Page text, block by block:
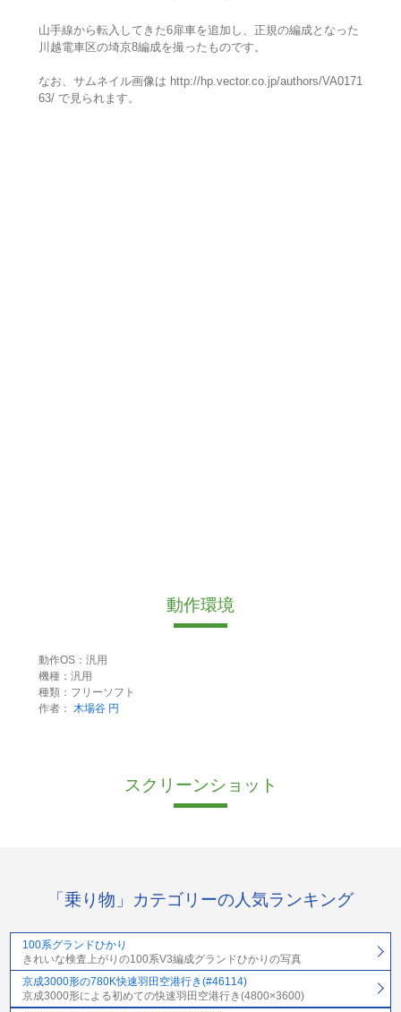
山手線から転入してきた6扉車を追加し、正規の編成となった
川越電車区の埼京8編成を撮ったものです。
なお、サムネイル画像は http://hp.vector.co.jp/authors/VA0171
63/ で見られます。
動作環境
動作OS：汎用
機種：汎用
種類：フリーソフト
作者： 木場谷 円
スクリーンショット
「乗り物」カテゴリーの人気ランキング
100系グランドひかり
きれいな検査上がりの100系V3編成グランドひかりの写真
京成3000形の780K快速羽田空港行き(#46114)
京成3000形による初めての快速羽田空港行き(4800×3600)